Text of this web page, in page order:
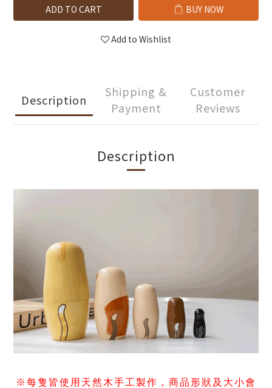
ADD TO CART BUY NOW
Add to Wishlist
Description
Shipping &
Payment
Customer
Reviews
Description
※ 每隻皆使用天然木手工製作， 商品形狀及大小會